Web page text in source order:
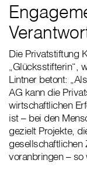
Die Privatstiftung
„Glücksstifterin“,
Lintner betont:
AG kann die
wirtschaftlichen
ist – bei den
gezielt Projekte,
gesellschaftlichen
voranbringen – so